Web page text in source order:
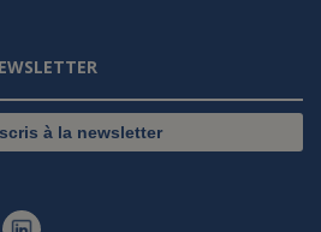
à la newsletter